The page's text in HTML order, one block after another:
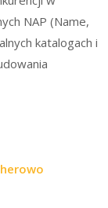
NAP (Name,
katalogach i